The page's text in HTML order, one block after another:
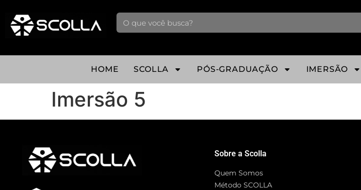
HOME SCOLLA PÓS-GRADUAÇÃO IMERSÃO
Imersão 5
Sobre a Scolla
Quem Somos
Método SCOLLA